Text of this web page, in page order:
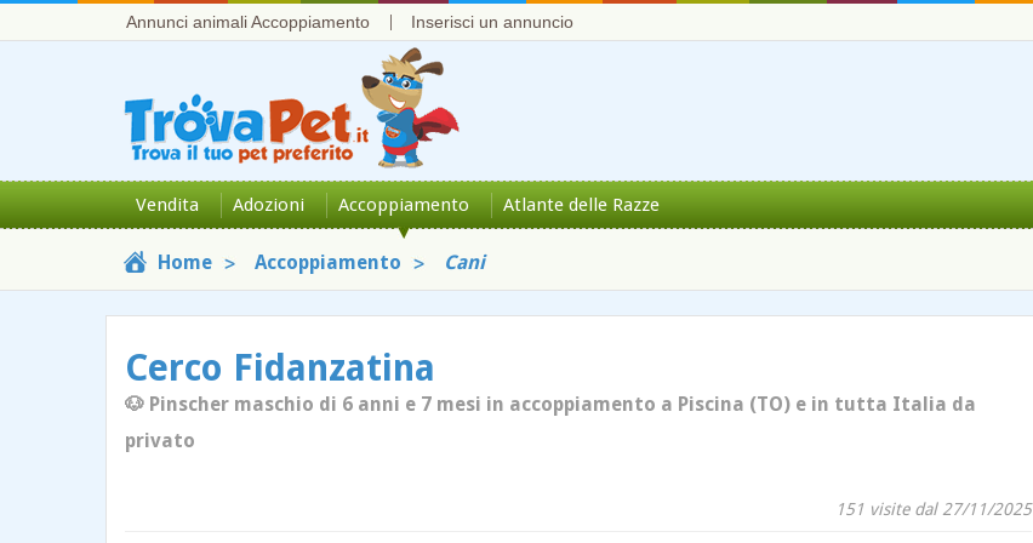
Annunci animali Accoppiamento Inserisci un annuncio
Vendita Adozioni Accoppiamento Atlante delle Razze
Home Accoppiamento Cani
Cerco Fidanzatina
🐶 Pinscher maschio di 6 anni e 7 mesi in accoppiamento a Piscina (TO) e in tutta Italia da
privato
151 visite dal 27/11/2025